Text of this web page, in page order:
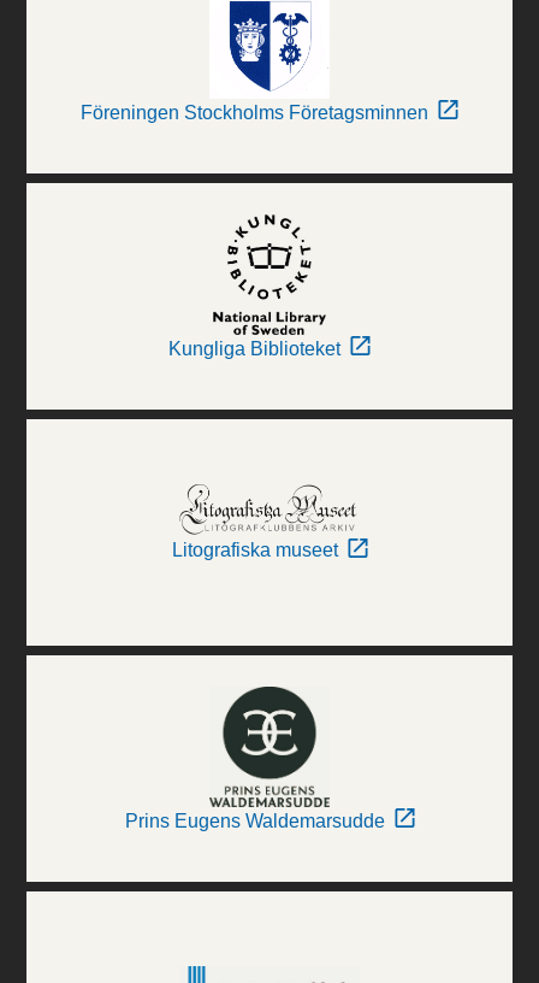
Föreningen Stockholms Företagsminnen
Kungliga Biblioteket
Litografiska museet
Prins Eugens Waldemarsudde